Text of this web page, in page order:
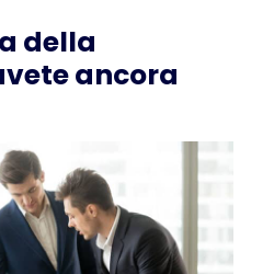
della
ancora